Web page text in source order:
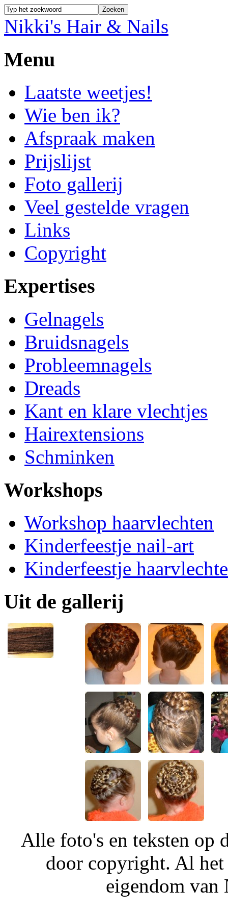
Nikki's Hair & Nails
Menu
Laatste weetjes!
Wie ben ik?
Afspraak maken
Prijslijst
Foto gallerij
Veel gestelde vragen
Links
Copyright
Expertises
Gelnagels
Bruidsnagels
Probleemnagels
Dreads
Kant en klare vlechtjes
Hairextensions
Schminken
Workshops
Workshop haarvlechten
Kinderfeestje nail-art
Kinderfeestje
Uit de gallerij
Alle foto's en teksten op
door copyright. Al het
eigendom